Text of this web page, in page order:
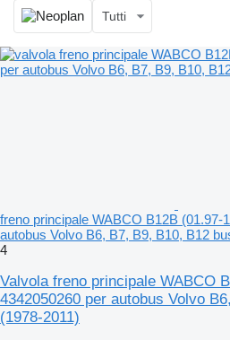
Tutti
freno principale WABCO B12B (01.97-
autobus Volvo B6, B7, B9, B10, B12
4
Valvola freno principale WABCO
4342050260 per autobus Volvo
(1978-2011)